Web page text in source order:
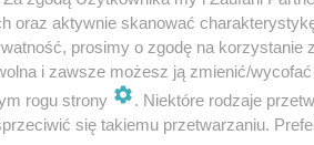
oraz aktywnie skanować
prosimy o zgodę na korzystanie
i zawsze możesz ją zmienić/
rogu strony
. Niektóre rodzaje
się takiemu przetwarzaniu.